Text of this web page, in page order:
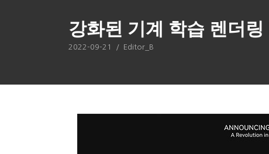
강화된 기계 학습 렌더
2022-09-21 / Editor_B